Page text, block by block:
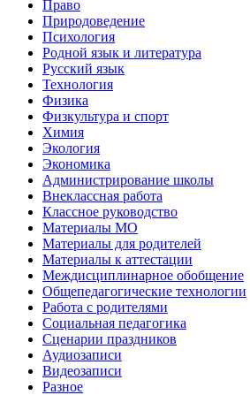
Право
Природоведение
Психология
Родной язык и литература
Русский язык
Технология
Физика
Физкультура и спорт
Химия
Экология
Экономика
Администрирование школы
Внеклассная работа
Классное руководство
Материалы МО
Материалы для родителей
Материалы к аттестации
Междисциплинарное обобщение
Общепедагогические технологии
Работа с родителями
Социальная педагогика
Сценарии праздников
Аудиозаписи
Видеозаписи
Разное